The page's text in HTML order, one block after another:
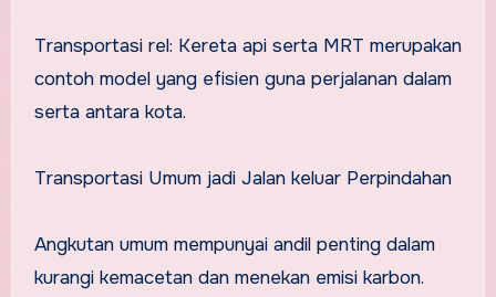
Transportasi rel: Kereta api serta MRT merupakan
contoh model yang efisien guna perjalanan dalam
serta antara kota.
Transportasi Umum jadi Jalan keluar Perpindahan
Angkutan umum mempunyai andil penting dalam
kurangi kemacetan dan menekan emisi karbon.